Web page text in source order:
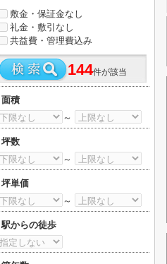
敷金・保証金なし
礼金・敷引なし
共益費・管理費込み
144件が該当
面積
～
坪数
～
坪単価
～
駅からの徒歩